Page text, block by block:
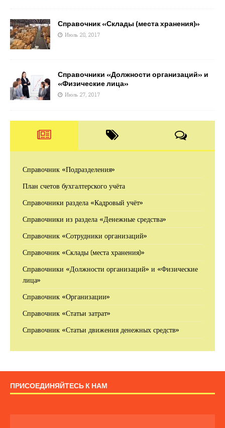
Справочник «Склады (места хранения)»
Июль 28, 2017
Справочники «Должности организаций» и
«Физические лица»
Июль 27, 2017
Справочник «Подразделения»
План счетов бухгалтерского учёта
Справочники раздела «Кадровый учёт»
Справочники из раздела «Денежные средства»
Справочник «Сотрудники организаций»
Справочник «Склады (места хранения)»
Справочники «Должности организаций» и «Физические
лица»
Справочник «Организации»
Справочник «Статьи затрат»
Справочник «Статьи движения денежных средств»
ПРИСОЕДИНЯЙТЕСЬ К НАМ